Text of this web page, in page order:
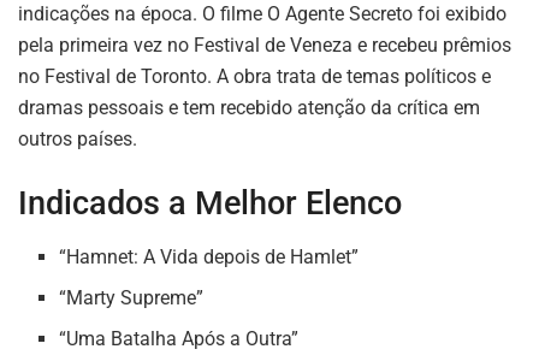
indicações na época. O filme O Agente Secreto foi exibido
pela primeira vez no Festival de Veneza e recebeu prêmios
no Festival de Toronto. A obra trata de temas políticos e
dramas pessoais e tem recebido atenção da crítica em
outros países.
Indicados a Melhor Elenco
“Hamnet: A Vida depois de Hamlet”
“Marty Supreme”
“Uma Batalha Após a Outra”